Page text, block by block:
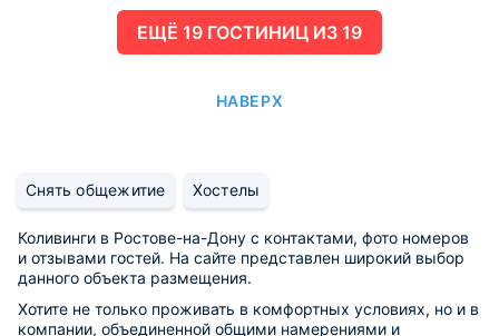
ЕЩË 19 ГОСТИНИЦ ИЗ 19
НАВЕРХ
Снять общежитие Хостелы
Коливинги в Ростове-на-Дону с контактами, фото номеров
и отзывами гостей. На сайте представлен широкий выбор
данного объекта размещения.
Хотите не только проживать в комфортных условиях, но и в
компании, объединенной общими намерениями и